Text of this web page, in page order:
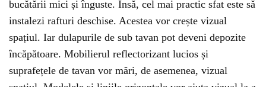
bucătării mici și înguste. Însă, cel mai practic sfat este să
instalezi rafturi deschise. Acestea vor crește vizual
spațiul. Iar dulapurile de sub tavan pot deveni depozite
încăpătoare. Mobilierul reflectorizant lucios și
suprafețele de tavan vor mări, de asemenea, vizual